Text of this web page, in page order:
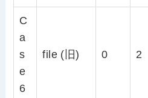
C
a
s
e
6
file (旧) 0 2